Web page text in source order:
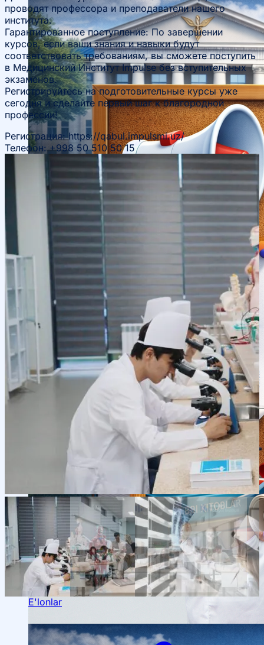
Ta’lim yoʻnalishlari haqida
Ilmiy konferensiyalar
Talabalar ilmiy jamiyati
Bakalavr
E'lonlar
проводят профессора и преподаватели нашего
института.
Гарантированное поступление: По завершении
курсов, если ваши знания и навыки будут
соответствовать требованиям, вы сможете поступить
в Медицинский Институт Impulse без вступительных
экзаменов.
Регистрируйтесь на подготовительные курсы уже
сегодня и сделайте первый шаг к благородной
профессии!
Регистрация: https://qabul.impulsmi.uz/
Телефон: +998 50 510 50 15